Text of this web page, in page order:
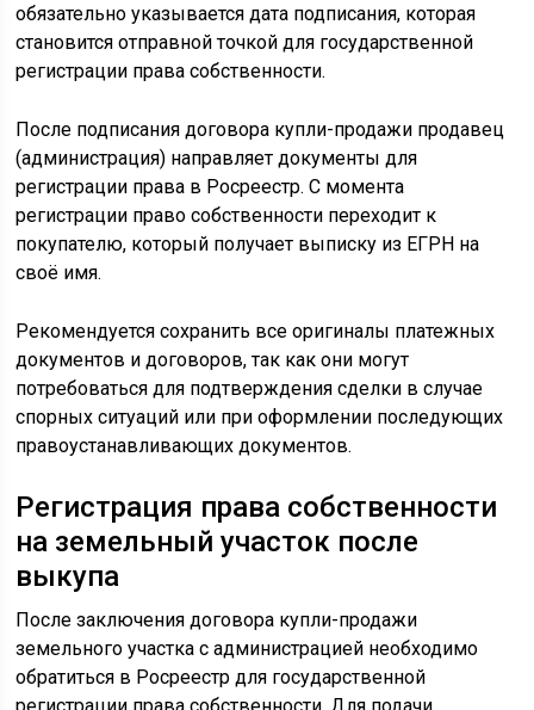
обязательно указывается дата подписания, которая
становится отправной точкой для государственной
регистрации права собственности.
После подписания договора купли-продажи продавец
(администрация) направляет документы для
регистрации права в Росреестр. С момента
регистрации право собственности переходит к
покупателю, который получает выписку из ЕГРН на
своё имя.
Рекомендуется сохранить все оригиналы платежных
документов и договоров, так как они могут
потребоваться для подтверждения сделки в случае
спорных ситуаций или при оформлении последующих
правоустанавливающих документов.
Регистрация права собственности
на земельный участок после
выкупа
После заключения договора купли-продажи
земельного участка с администрацией необходимо
обратиться в Росреестр для государственной
регистрации права собственности. Для подачи